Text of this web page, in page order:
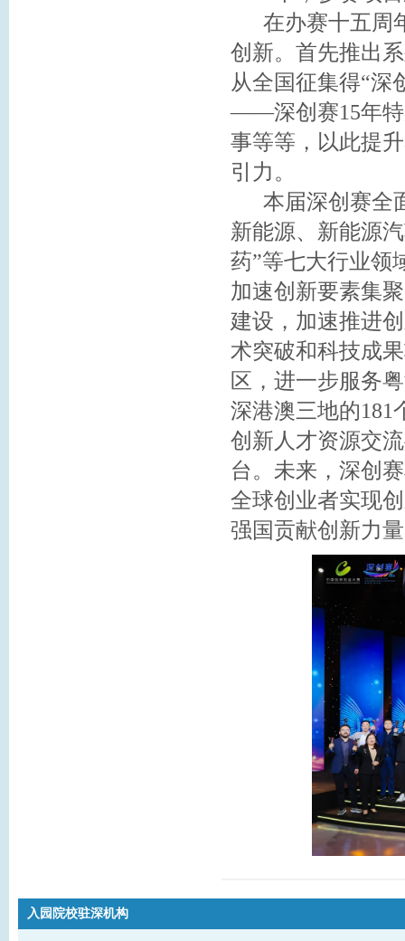
在办赛十五周
创新。首先推出
从全国征集得“深
——深创赛15年特
事等等，以此提
引力。
本届深创赛全
新能源、新能源
药”等七大行业领
加速创新要素集
建设，加速推进
术突破和科技成
区，进一步服务
深港澳三地的181
创新人才资源交
台。未来，深创
全球创业者实现
强国贡献创新力
入园院校驻深机构